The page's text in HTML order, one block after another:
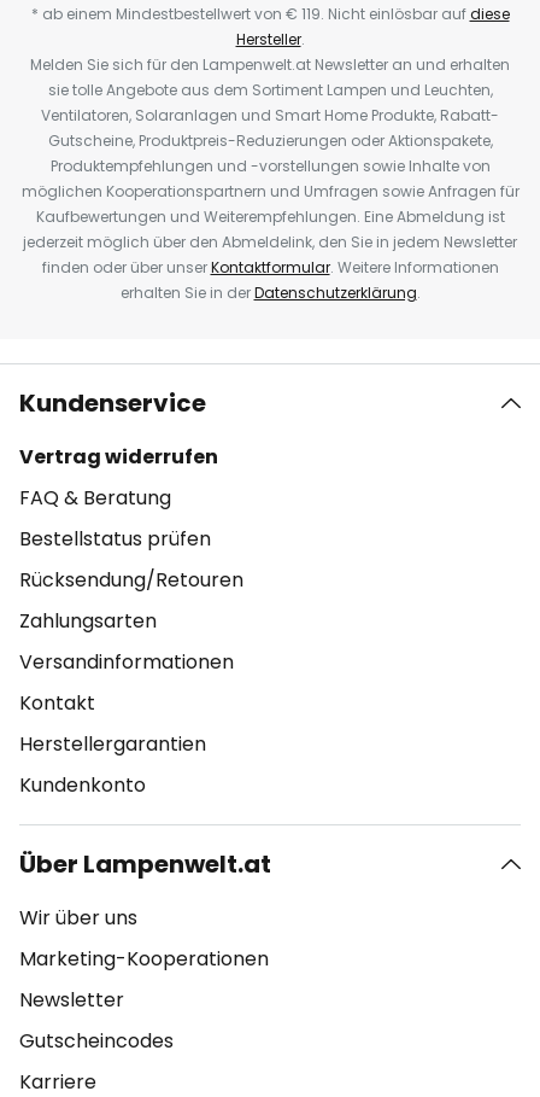
* ab einem Mindestbestellwert von € 119. Nicht einlösbar aufdiese
Hersteller.
Melden Sie sich für den Lampenwelt.at Newsletter an und erhalten
sie tolle Angebote aus dem Sortiment Lampen und Leuchten,
Ventilatoren, Solaranlagen und Smart Home Produkte, Rabatt-
Gutscheine, Produktpreis-Reduzierungen oder Aktionspakete,
Produktempfehlungen und -vorstellungen sowie Inhalte von
möglichen Kooperationspartnern und Umfragen sowie Anfragen für
Kaufbewertungen und Weiterempfehlungen. Eine Abmeldung ist
jederzeit möglich über den Abmeldelink, den Sie in jedem Newsletter
finden oder über unserKontaktformular. Weitere Informationen
erhalten Sie in derDatenschutzerklärung.
Kundenservice
Vertrag widerrufen
FAQ & Beratung
Bestellstatus prüfen
Rücksendung/Retouren
Zahlungsarten
Versandinformationen
Kontakt
Herstellergarantien
Kundenkonto
Über Lampenwelt.at
Wir über uns
Marketing-Kooperationen
Newsletter
Gutscheincodes
Karriere